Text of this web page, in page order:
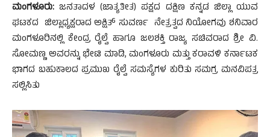
ಮಂಗಳೂರು: ಜನತಾದಳ (ಜಾತ್ಯತೀತ) ಪಕ್ಷದ ದಕ್ಷಿಣ ಕನ್ನಡ ಜಿಲ್ಲಾ ಯುವ
ಘಟಕದ ಜಿಲ್ಲಾಧ್ಯಕ್ಷರಾದ ಅಕ್ಷಿತ್ ಸುವರ್ಣ ನೇತ್ರತ್ವದ ನಿಯೋಗವು ಶನಿವಾರ
ಮಂಗಳೂರಿನಲ್ಲಿ ಕೇಂದ್ರ ರೈಲ್ವೆ ಹಾಗೂ ಜಲಶಕ್ತಿ ರಾಜ್ಯ ಸಚಿವರಾದ ಶ್ರೀ ವಿ.
ಸೋಮಣ್ಣ ಅವರನ್ನು ಭೇಟಿ ಮಾಡಿ, ಮಂಗಳೂರು ಮತ್ತು ಕರಾವಳಿ ಕರ್ನಾಟಕ
ಭಾಗದ ಬಹುಕಾಲದ ಪ್ರಮುಖ ರೈಲ್ವೆ ಸಮಸ್ಯೆಗಳ ಕುರಿತು ಸಮಗ್ರ ಮನವಿಪತ್ರ
ಸಲ್ಲಿಸಿತು